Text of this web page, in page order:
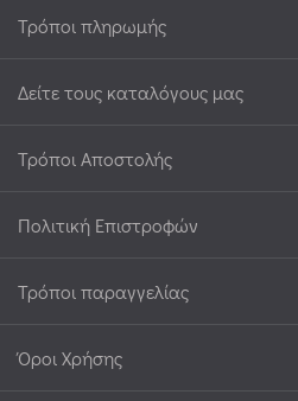
Τρόποι πληρωμής
Δείτε τους καταλόγους μας
Τρόποι Αποστολής
Πολιτική Επιστροφών
Τρόποι παραγγελίας
Όροι Χρήσης